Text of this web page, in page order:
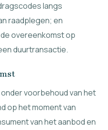
langs
raadplegen; en
de overeenkomst op
duurtransactie.
voorbehoud van het
op het moment van
van het aanbod en